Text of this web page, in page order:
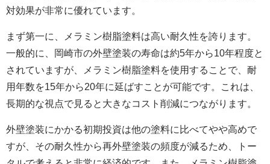
対効果が非常に優れています。
まず第一に、メラミン樹脂塗料は高い耐久性を誇ります。
一般的に、岡崎市の外壁塗装の寿命は約5年から10年程度と
されていますが、メラミン樹脂塗料を使用することで、耐
用年数を15年から20年に延ばすことが可能です。これは、
長期的な視点で見ると大きなコスト削減につながります。
外壁塗装にかかる初期投資は他の塗料に比べてやや高めで
すが、その耐久性から再外壁塗装の頻度が減るため、トー